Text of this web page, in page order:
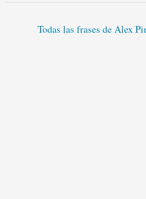
Todas las frases de Alex